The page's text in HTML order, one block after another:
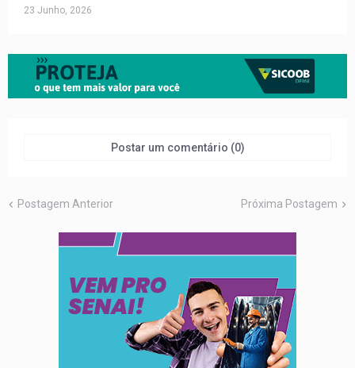
23 Junho, 2026
Postar um comentário (0)
Postagem Anterior Próxima Postagem